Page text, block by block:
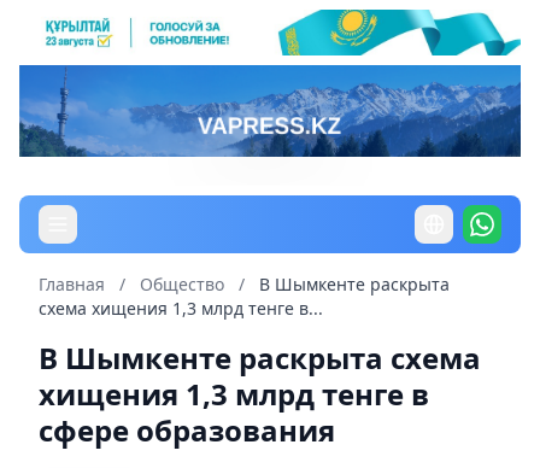
Главная / Общество /
В Шымкенте раскрыта
схема хищения 1,3 млрд тенге в...
В Шымкенте раскрыта схема
хищения 1,3 млрд тенге в
сфере образования